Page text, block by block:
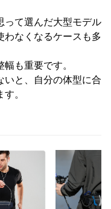
って選んだ大型モデル
わなくなるケースも多
も重要です。
いと、自分の体型に合
。